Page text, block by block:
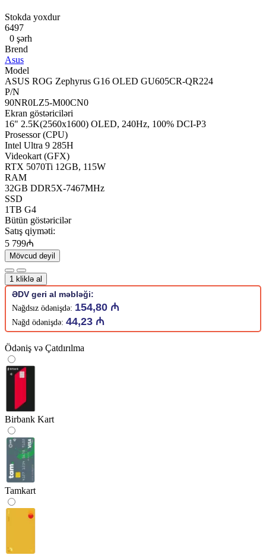
Stokda yoxdur
6497
0 şərh
Brend
Asus
Model
ASUS ROG Zephyrus G16 OLED GU605CR-QR224
P/N
90NR0LZ5-M00CN0
Ekran göstəriciləri
16" 2.5K(2560x1600) OLED, 240Hz, 100% DCI-P3
Prosessor (CPU)
Intel Ultra 9 285H
Videokart (GFX)
RTX 5070Ti 12GB, 115W
RAM
32GB DDR5X-7467MHz
SSD
1TB G4
Bütün göstəricilər
Satış qiyməti:
5 799₼
Mövcud deyil
1 kliklə al
ƏDV geri al məbləği:
Nağdsız ödənişdə: 154,80 ₼
Nağd ödənişdə: 44,23 ₼
Ödəniş və Çatdırılma
Birbank Kart
Tamkart